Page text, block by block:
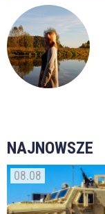
NAJNOWSZE
08.08